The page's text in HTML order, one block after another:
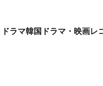
ラマ韓国ドラマ・映画レ